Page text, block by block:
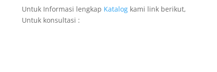
Untuk Informasi lengkap Katalogkami link berikut,
Untuk konsultasi :